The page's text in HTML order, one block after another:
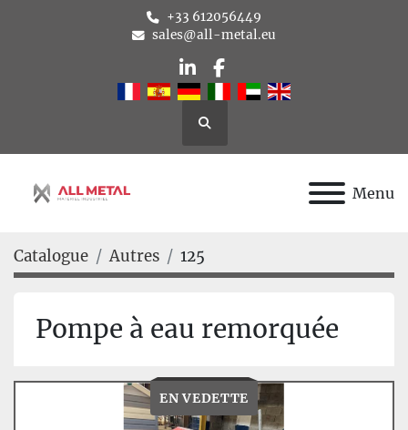
+33 612056449
sales@all-metal.eu
linkedin
facebook
Rechercher
Menu
Catalogue Autres 125
Pompe à eau remorquée
EN VEDETTE